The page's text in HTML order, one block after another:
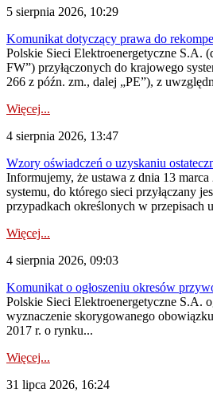
5 sierpnia 2026, 10:29
Komunikat dotyczący prawa do
Polskie Sieci Elektroenergetyczne S.A.
FW”) przyłączonych do krajowego
266 z późn. zm., dalej „PE”), z
Więcej...
4 sierpnia 2026, 13:47
Wzory oświadczeń o uzyskaniu
Informujemy, że ustawa z dnia 13
systemu, do którego sieci przyłączany
przypadkach określonych w przepisach
Więcej...
4 sierpnia 2026, 09:03
Komunikat o ogłoszeniu okresów
Polskie Sieci Elektroenergetyczne S.A.
wyznaczenie skorygowanego
2017 r. o rynku...
Więcej...
31 lipca 2026, 16:24